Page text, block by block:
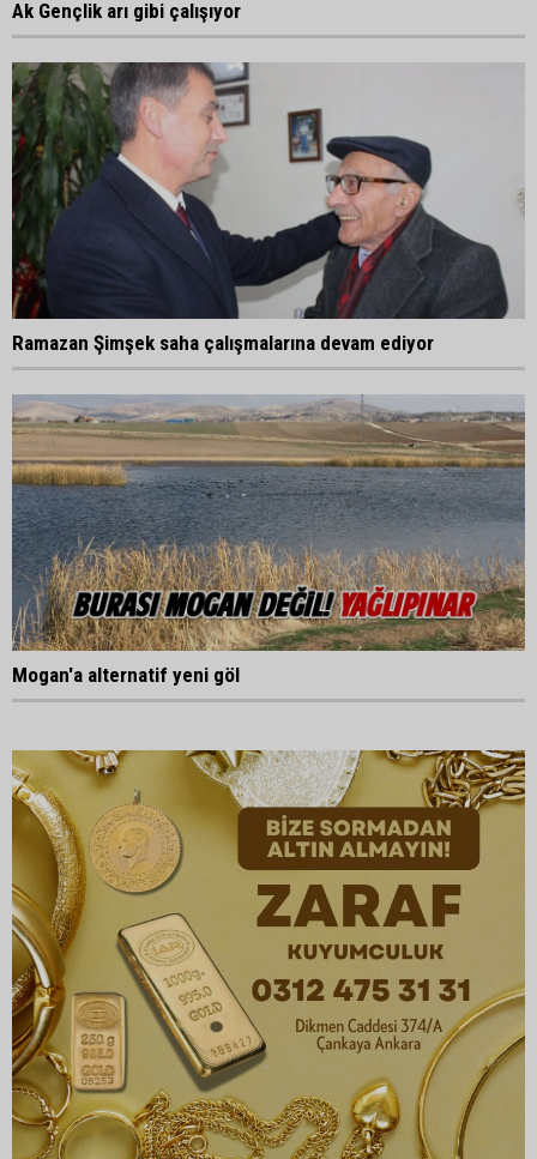
Ak Gençlik arı gibi çalışıyor
Ramazan Şimşek saha çalışmalarına devam ediyor
Mogan'a alternatif yeni göl